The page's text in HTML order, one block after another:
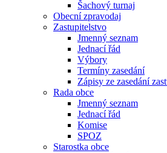
Šachový turnaj
Obecní zpravodaj
Zastupitelstvo
Jmenný seznam
Jednací řád
Výbory
Termíny zasedání
Zápisy ze zasedání
Rada obce
Jmenný seznam
Jednací řád
Komise
SPOZ
Starostka obce